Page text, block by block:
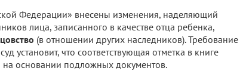
Федерации» внесены изменения, наделяющий
лица, записанного в качестве отца ребенка,
(в отношении других наследников). Требование
установит, что соответствующая отметка в книге
основании подложных документов.